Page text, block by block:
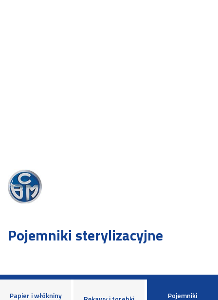
Pojemniki sterylizacyjne
Papier i włókniny Pojemniki